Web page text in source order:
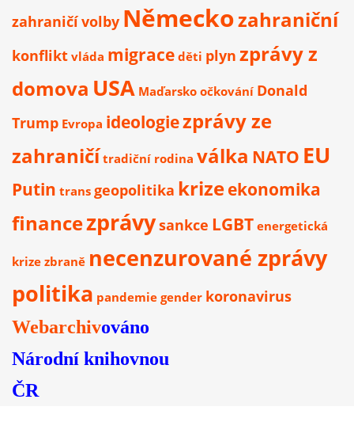
zahraničívolby Německozahraniční
konflikt vláda migrace děti plyn zprávy z
domova USA Maďarsko očkování Donald
Trump Evropa ideologiezprávy ze
zahraničí tradiční rodina válka NATO EU
Putin trans geopolitika krizeekonomika
financezprávysankce LGBT energetická
krize zbraně necenzurované zprávy
politika pandemie gender koronavirus
Webarchivováno
Národní knihovnou
ČR